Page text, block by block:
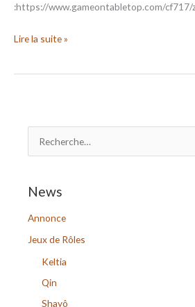
h
e
r
News
Annonce
Jeux de Rôles
Keltia
Qin
Shayô
:https://www.gameontabletop.com/
Lire la suite »